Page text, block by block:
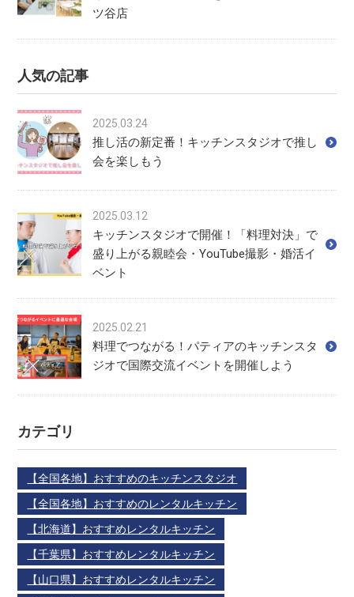
ツ谷店
人気の記事
2025.03.24
推し活の新定番！キッチンスタジオで推し
会を楽しもう
2025.03.12
キッチンスタジオで開催！「料理対決」で
盛り上がる親睦会・YouTube撮影・婚活イ
ベント
2025.02.21
料理でつながる！パティアのキッチンスタ
ジオで国際交流イベントを開催しよう
カテゴリ
【全国各地】おすすめのキッチンスタジオ
【全国各地】おすすめのレンタルキッチン
【北海道】おすすめレンタルキッチン
【千葉県】おすすめレンタルキッチン
【山口県】おすすめレンタルキッチン